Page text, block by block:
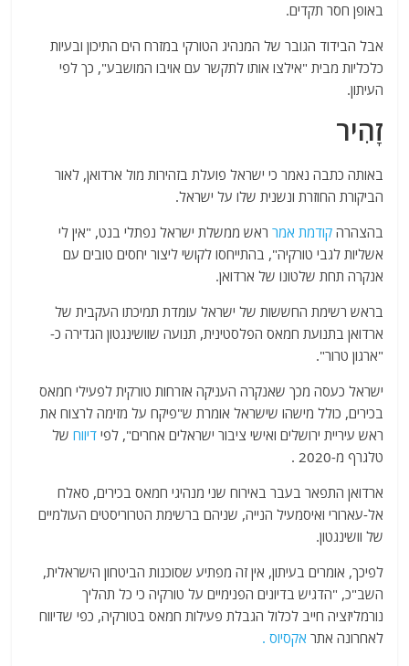
באופן חסר תקדים.
אבל הבידוד הגובר של המנהיג הטורקי במזרח הים התיכון ובעיות
כלכליות מבית "אילצו אותו לתקשר עם אויבו המושבע", כך לפי
העיתון.
זָהִיר
באותה כתבה נאמר כי ישראל פועלת בזהירות מול ארדואן, לאור
הביקורת החוזרת ונשנית שלו על ישראל.
בהצהרהקודמת אמר ראש ממשלת ישראל נפתלי בנט, "אין לי
אשליות לגבי טורקיה", בהתייחסו לקושי ליצור יחסים טובים עם
אנקרה תחת שלטונו של ארדואן.
בראש רשימת החששות של ישראל עומדת תמיכתו העקבית של
ארדואן בתנועת חמאס הפלסטינית, תנועה שוושינגטון הגדירה כ-
"ארגון טרור".
ישראל כעסה מכך שאנקרה העניקה אזרחות טורקית לפעילי חמאס
בכירים, כולל מישהו שישראל אומרת ש"פיקח על מזימה לרצוח את
ראש עיריית ירושלים ואישי ציבור ישראלים אחרים", לפידיווח של
טלגרף מ-2020 .
ארדואן התפאר בעבר באירוח שני מנהיגי חמאס בכירים, סאלח
אל-עארורי ואיסמעיל הנייה, שניהם ברשימת הטרוריסטים העולמיים
של וושינגטון.
לפיכך, אומרים בעיתון, אין זה מפתיע שסוכנות הביטחון הישראלית,
השב"כ, "הדגיש בדיונים הפנימיים על טורקיה כי כל תהליך
נורמליזציה חייב לכלול הגבלת פעילות חמאס בטורקיה, כפי שדיווח
לאחרונה אתר אקסיוס .